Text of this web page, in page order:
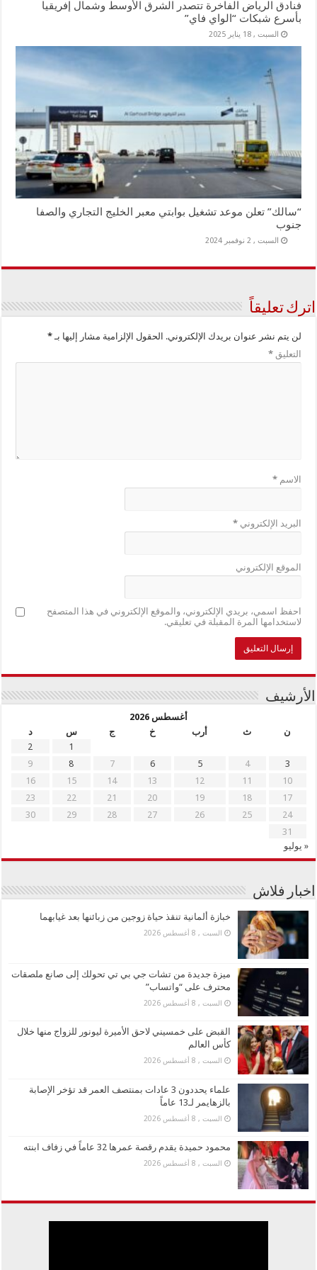
فنادق الرياض الفاخرة تتصدر الشرق الأوسط وشمال إفريقيا
بأسرع شبكات “الواي فاي”
السبت , 18 يناير 2025
“سالك” تعلن موعد تشغيل بوابتي معبر الخليج التجاري والصفا
جنوب
السبت , 2 نوفمبر 2024
اترك تعليقاً
لن يتم نشر عنوان بريدك الإلكتروني. الحقول الإلزامية مشار إليها بـ*
التعليق*
الاسم*
البريد الإلكتروني*
الموقع الإلكتروني
احفظ اسمي، بريدي الإلكتروني، والموقع الإلكتروني في هذا المتصفح
لاستخدامها المرة المقبلة في تعليقي.
الأرشيف
أغسطس 2026
ن
ث أرب خ ج س
د
1
2
3
4
5
6
7
8
9
10
11
12
13
14
15
16
17
18
19
20
21
22
23
24
25
26
27
28
29
30
31
« يوليو
اخبار فلاش
خبازة ألمانية تنقذ حياة زوجين من زبائنها بعد غيابهما
السبت , 8 أغسطس 2026
ميزة جديدة من تشات جي بي تي تحولك إلى صانع ملصقات
محترف على “واتساب”
السبت , 8 أغسطس 2026
القبض على خمسيني لاحق الأميرة ليونور للزواج منها خلال
كأس العالم
السبت , 8 أغسطس 2026
علماء يحددون 3 عادات بمنتصف العمر قد تؤخر الإصابة
بالزهايمر لـ13 عاماً
السبت , 8 أغسطس 2026
محمود حميدة يقدم رقصة عمرها 32 عاماً في زفاف ابنته
السبت , 8 أغسطس 2026